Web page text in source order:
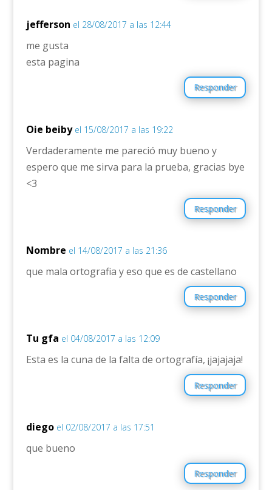
jefferson el 28/08/2017 a las 12:44
me gusta
esta pagina
Responder
Oie beiby el 15/08/2017 a las 19:22
Verdaderamente me pareció muy bueno y
espero que me sirva para la prueba, gracias bye
<3
Responder
Nombre el 14/08/2017 a las 21:36
que mala ortografia y eso que es de castellano
Responder
Tu gfa el 04/08/2017 a las 12:09
Esta es la cuna de la falta de ortografía, ¡jajajaja!
Responder
diego el 02/08/2017 a las 17:51
que bueno
Responder